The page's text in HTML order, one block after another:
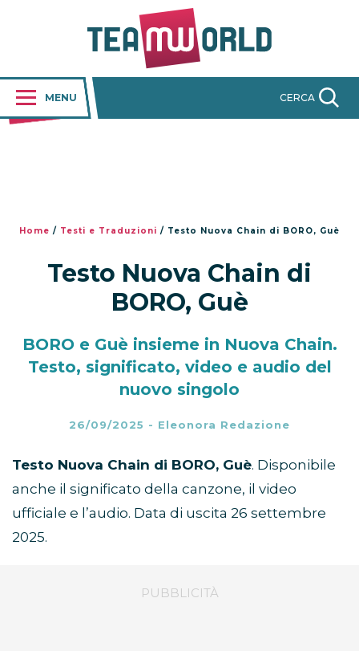
MENU CERCA
Home / Testi e Traduzioni / Testo Nuova Chain di BORO, Guè
Testo Nuova Chain di
BORO, Guè
BORO e Guè insieme in Nuova Chain.
Testo, significato, video e audio del
nuovo singolo
26/09/2025 - Eleonora Redazione
Testo Nuova Chain di BORO, Guè. Disponibile
anche il significato della canzone, il video
ufficiale e l’audio. Data di uscita 26 settembre
2025.